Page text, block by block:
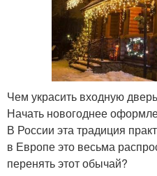
Чем украсить входную
Начать новогоднее
В России эта традиция
в Европе это весьма
перенять этот обычай?